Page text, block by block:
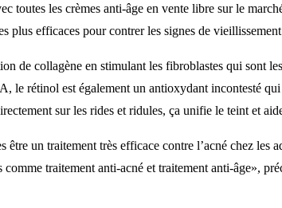
toutes les crèmes anti-âge en vente libre sur le
plus efficaces pour contrer les signes de
de collagène en stimulant les fibroblastes qui sont
rétinol est également un antioxydant incontesté
sur les rides et ridules, ça unifie le teint et
être un traitement très efficace contre l’acné chez
comme traitement anti-acné et traitement anti-âge»,